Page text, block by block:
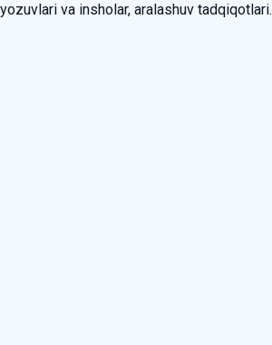
va insholar, aralashuv tadqiqotlari.